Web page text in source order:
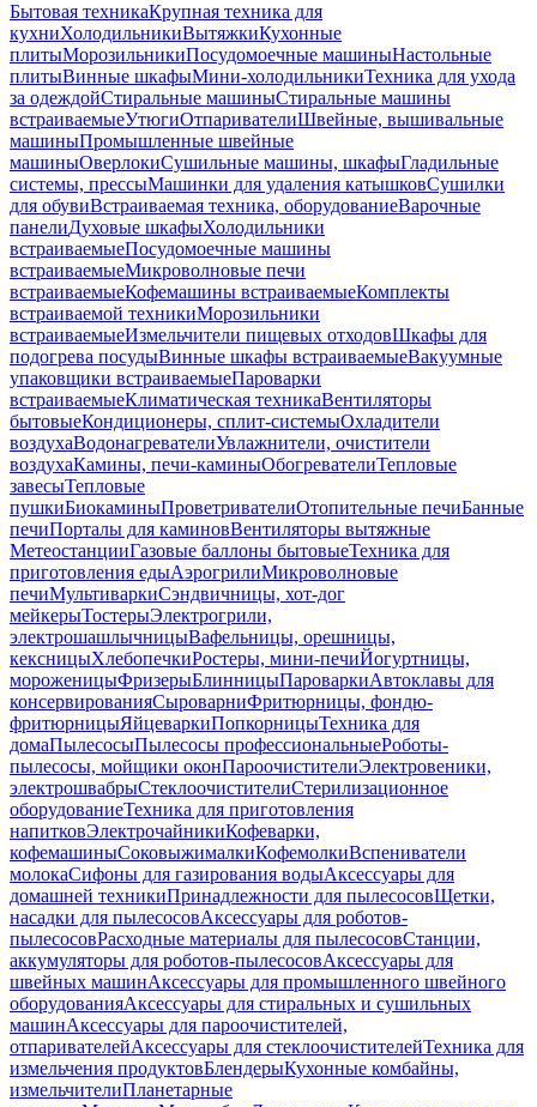
Бытовая техникаКрупная техника для
кухниХолодильникиВытяжкиКухонные
плитыМорозильникиПосудомоечные машиныНастольные
плитыВинные шкафыМини-холодильникиТехника для ухода
за одеждойСтиральные машиныСтиральные машины
встраиваемыеУтюгиОтпаривателиШвейные, вышивальные
машиныПромышленные швейные
машиныОверлокиСушильные машины, шкафыГладильные
системы, прессыМашинки для удаления катышковСушилки
для обувиВстраиваемая техника, оборудованиеВарочные
панелиДуховые шкафыХолодильники
встраиваемыеПосудомоечные машины
встраиваемыеМикроволновые печи
встраиваемыеКофемашины встраиваемыеКомплекты
встраиваемой техникиМорозильники
встраиваемыеИзмельчители пищевых отходовШкафы для
подогрева посудыВинные шкафы встраиваемыеВакуумные
упаковщики встраиваемыеПароварки
встраиваемыеКлиматическая техникаВентиляторы
бытовыеКондиционеры, сплит-системыОхладители
воздухаВодонагревателиУвлажнители, очистители
воздухаКамины, печи-каминыОбогревателиТепловые
завесыТепловые
пушкиБиокаминыПроветривателиОтопительные печиБанные
печиПорталы для каминовВентиляторы вытяжные
МетеостанцииГазовые баллоны бытовыеТехника для
приготовления едыАэрогрилиМикроволновые
печиМультиваркиСэндвичницы, хот-дог
мейкерыТостерыЭлектрогрили,
электрошашлычницыВафельницы, орешницы,
кексницыХлебопечкиРостеры, мини-печиЙогуртницы,
мороженицыФризерыБлинницыПароваркиАвтоклавы для
консервированияСыроварниФритюрницы, фондю-
фритюрницыЯйцеваркиПопкорницыТехника для
домаПылесосыПылесосы профессиональныеРоботы-
пылесосы, мойщики оконПароочистителиЭлектровеники,
электрошвабрыСтеклоочистителиСтерилизационное
оборудованиеТехника для приготовления
напитковЭлектрочайникиКофеварки,
кофемашиныСоковыжималкиКофемолкиВспениватели
молокаСифоны для газирования водыАксессуары для
домашней техникиПринадлежности для пылесосовЩетки,
насадки для пылесосовАксессуары для роботов-
пылесосовРасходные материалы для пылесосовСтанции,
аккумуляторы для роботов-пылесосовАксессуары для
швейных машинАксессуары для промышленного швейного
оборудованияАксессуары для стиральных и сушильных
машинАксессуары для пароочистителей,
отпаривателейАксессуары для стеклоочистителейТехника для
измельчения продуктовБлендерыКухонные комбайны,
измельчителиПланетарные